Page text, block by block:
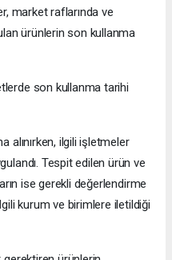
market raflarında ve
ürünlerin son kullanma
son kullanma tarihi
alınırken, ilgili işletmeler
Tespit edilen ürün ve
ise gerekli değerlendirme
kurum ve birimlere iletildiği